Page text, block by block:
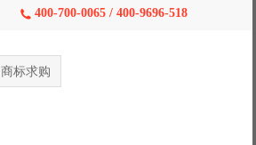
 400-700-0065 / 400-9696-518
商标求购